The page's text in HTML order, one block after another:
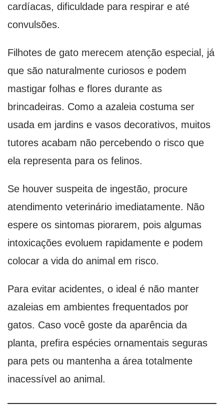
cardíacas, dificuldade para respirar e até
convulsões.
Filhotes de gato merecem atenção especial, já
que são naturalmente curiosos e podem
mastigar folhas e flores durante as
brincadeiras. Como a azaleia costuma ser
usada em jardins e vasos decorativos, muitos
tutores acabam não percebendo o risco que
ela representa para os felinos.
Se houver suspeita de ingestão, procure
atendimento veterinário imediatamente. Não
espere os sintomas piorarem, pois algumas
intoxicações evoluem rapidamente e podem
colocar a vida do animal em risco.
Para evitar acidentes, o ideal é não manter
azaleias em ambientes frequentados por
gatos. Caso você goste da aparência da
planta, prefira espécies ornamentais seguras
para pets ou mantenha a área totalmente
inacessível ao animal.